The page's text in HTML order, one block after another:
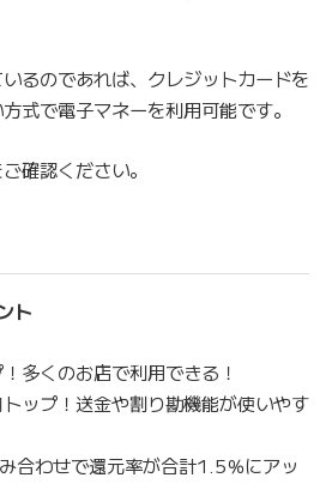
るのであれば、クレジットカードを
式で電子マネーを利用可能です。
確認ください。
ト
多くのお店で利用できる！
ップ！送金や割り勘機能が使いやす
合わせで還元率が合計1.5％にアッ